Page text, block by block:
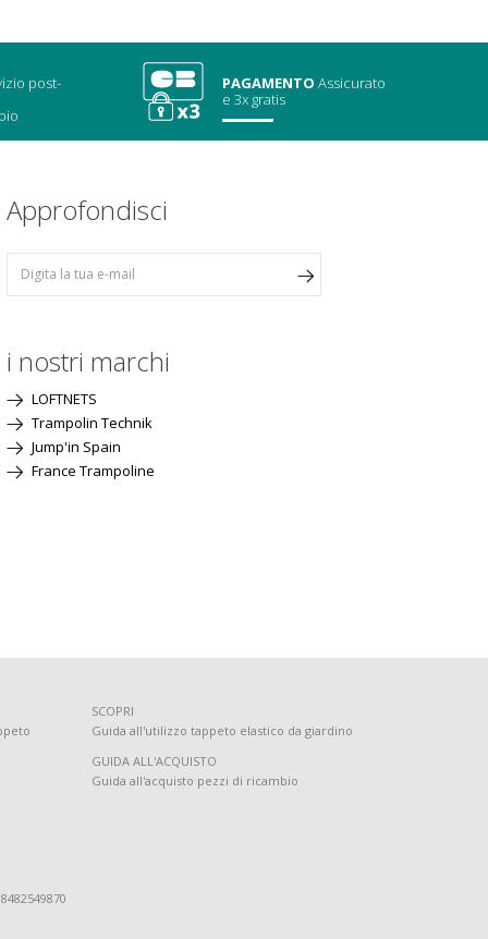
post-
PAGAMENTO Assicurato
e 3x gratis
Approfondisci
i nostri marchi
LOFTNETS
Trampolin Technik
Jump'in Spain
France Trampoline
SCOPRI
Guida all'utilizzo tappeto elastico da giardino
GUIDA ALL'ACQUISTO
Guida all'acquisto pezzi di ricambio